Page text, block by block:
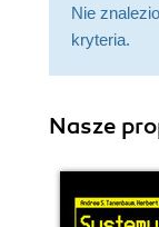
Nie
kryteria.
Nasze